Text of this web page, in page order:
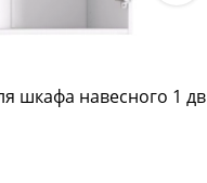
шкафа навесного 1 дв